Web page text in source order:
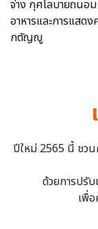
ปีใหม่ 2565 นี้ ชว
ด้วยการปรั
เพื่